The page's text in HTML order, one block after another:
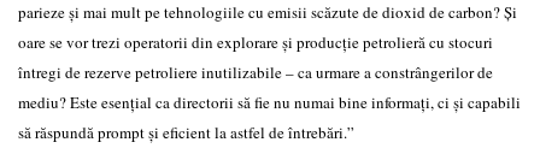
parieze şi mai mult pe tehnologiile cu emisii scăzute de dioxid de carbon? Şi
oare se vor trezi operatorii din explorare şi producţie petrolieră cu stocuri
întregi de rezerve petroliere inutilizabile – ca urmare a constrângerilor de
mediu? Este esenţial ca directorii să fie nu numai bine informaţi, ci şi capabili
să răspundă prompt şi eficient la astfel de întrebări.”